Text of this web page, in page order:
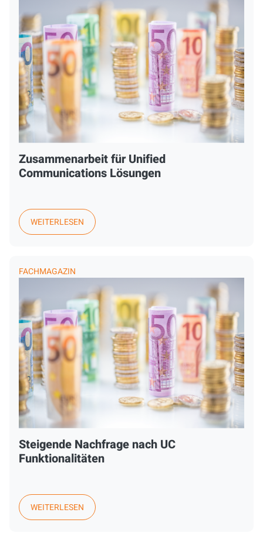
Zusammenarbeit für Unified
Communications Lösungen
WEITERLESEN
FACHMAGAZIN
Steigende Nachfrage nach UC
Funktionalitäten
WEITERLESEN